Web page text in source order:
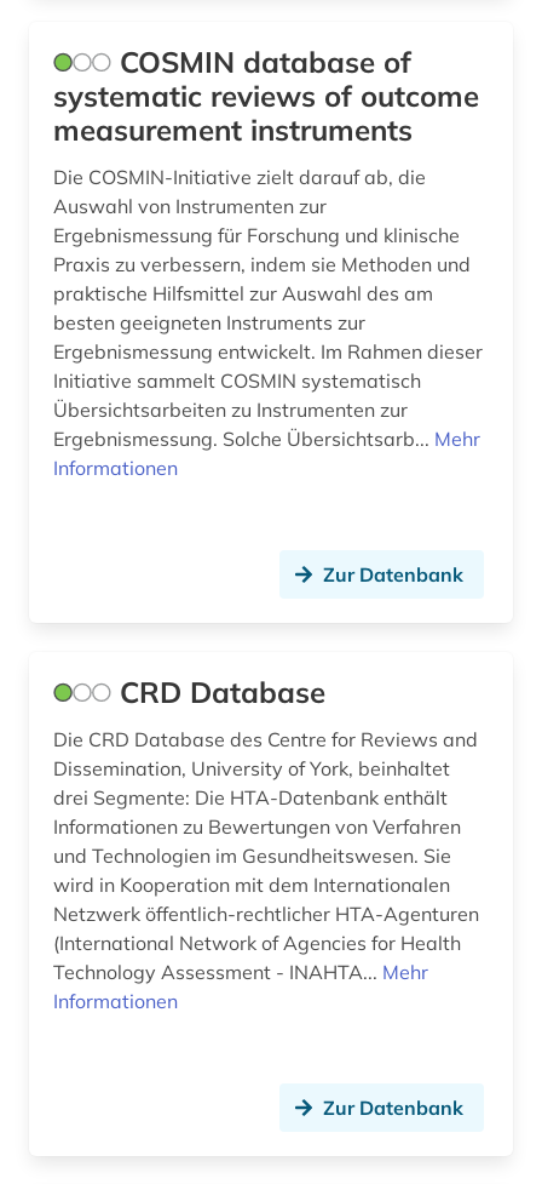
COSMIN database of
systematic reviews of outcome
measurement instruments
Die COSMIN-Initiative zielt darauf ab, die
Auswahl von Instrumenten zur
Ergebnismessung für Forschung und klinische
Praxis zu verbessern, indem sie Methoden und
praktische Hilfsmittel zur Auswahl des am
besten geeigneten Instruments zur
Ergebnismessung entwickelt. Im Rahmen dieser
Initiative sammelt COSMIN systematisch
Übersichtsarbeiten zu Instrumenten zur
Ergebnismessung. Solche Übersichtsarb... Mehr
Informationen
Zur Datenbank
CRD Database
Die CRD Database des Centre for Reviews and
Dissemination, University of York, beinhaltet
drei Segmente: Die HTA-Datenbank enthält
Informationen zu Bewertungen von Verfahren
und Technologien im Gesundheitswesen. Sie
wird in Kooperation mit dem Internationalen
Netzwerk öffentlich-rechtlicher HTA-Agenturen
(International Network of Agencies for Health
Technology Assessment - INAHTA... Mehr
Informationen
Zur Datenbank